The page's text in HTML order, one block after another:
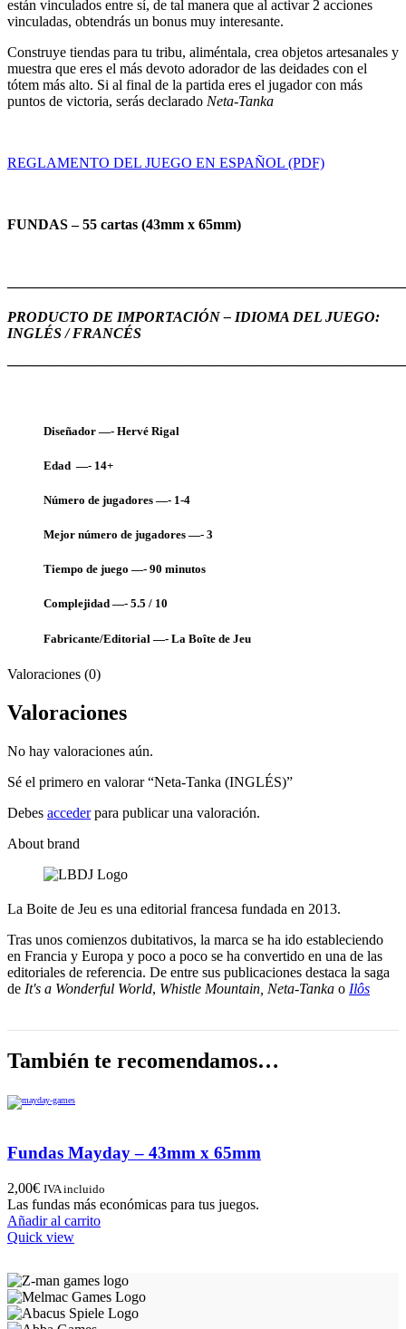
están vinculados entre sí, de tal manera que al activar 2 acciones
vinculadas, obtendrás un bonus muy interesante.
Construye tiendas para tu tribu, aliméntala, crea objetos artesanales y
muestra que eres el más devoto adorador de las deidades con el
tótem más alto. Si al final de la partida eres el jugador con más
puntos de victoria, serás declarado Neta-Tanka
REGLAMENTO DEL JUEGO EN ESPAÑOL (PDF)
FUNDAS – 55 cartas (43mm x 65mm)
PRODUCTO DE IMPORTACIÓN – IDIOMA DEL JUEGO:
INGLÉS / FRANCÉS
Diseñador —- Hervé Rigal
Edad —- 14+
Número de jugadores —- 1-4
Mejor número de jugadores —- 3
Tiempo de juego —- 90 minutos
Complejidad —- 5.5 / 10
Fabricante/Editorial —- La Boîte de Jeu
Valoraciones (0)
Valoraciones
No hay valoraciones aún.
Sé el primero en valorar “Neta-Tanka (INGLÉS)”
Debes accederpara publicar una valoración.
About brand
La Boite de Jeu es una editorial francesa fundada en 2013.
Tras unos comienzos dubitativos, la marca se ha ido estableciendo
en Francia y Europa y poco a poco se ha convertido en una de las
editoriales de referencia. De entre sus publicaciones destaca la saga
de It's a Wonderful World, Whistle Mountain, Neta-Tanka o Ilôs
También te recomendamos…
Fundas Mayday – 43mm x 65mm
2,00€ IVA incluido
Las fundas más económicas para tus juegos.
Añadir al carrito
Quick view